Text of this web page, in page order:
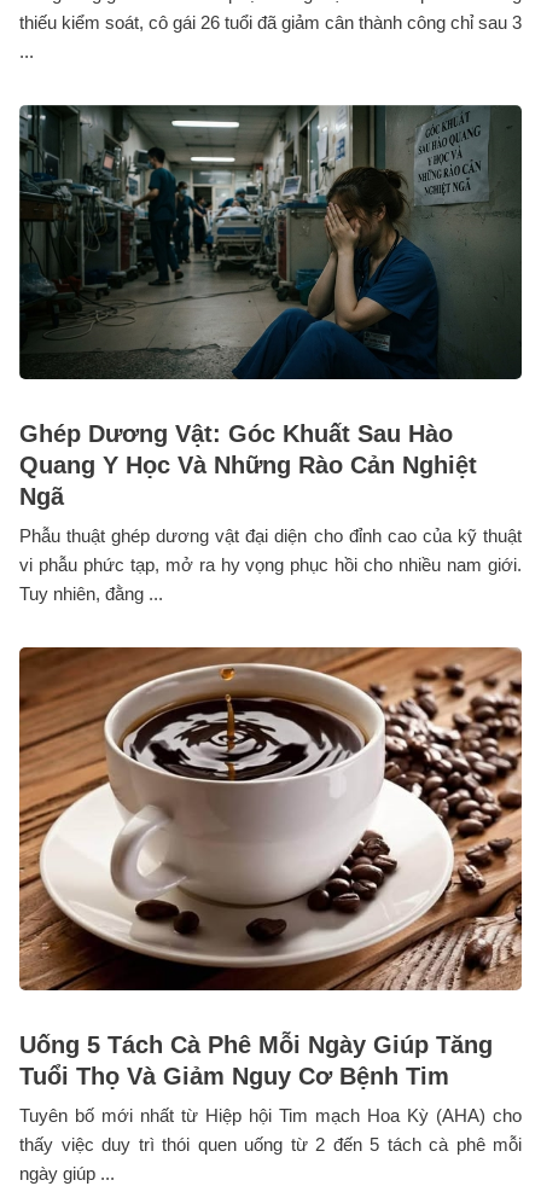
thiếu kiểm soát, cô gái 26 tuổi đã giảm cân thành công chỉ sau 3
...
Ghép Dương Vật: Góc Khuất Sau Hào
Quang Y Học Và Những Rào Cản Nghiệt
Ngã
Phẫu thuật ghép dương vật đại diện cho đỉnh cao của kỹ thuật
vi phẫu phức tạp, mở ra hy vọng phục hồi cho nhiều nam giới.
Tuy nhiên, đằng ...
Uống 5 Tách Cà Phê Mỗi Ngày Giúp Tăng
Tuổi Thọ Và Giảm Nguy Cơ Bệnh Tim
Tuyên bố mới nhất từ Hiệp hội Tim mạch Hoa Kỳ (AHA) cho
thấy việc duy trì thói quen uống từ 2 đến 5 tách cà phê mỗi
ngày giúp ...